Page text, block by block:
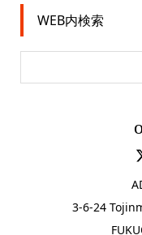
WEB内検索
3-6-24